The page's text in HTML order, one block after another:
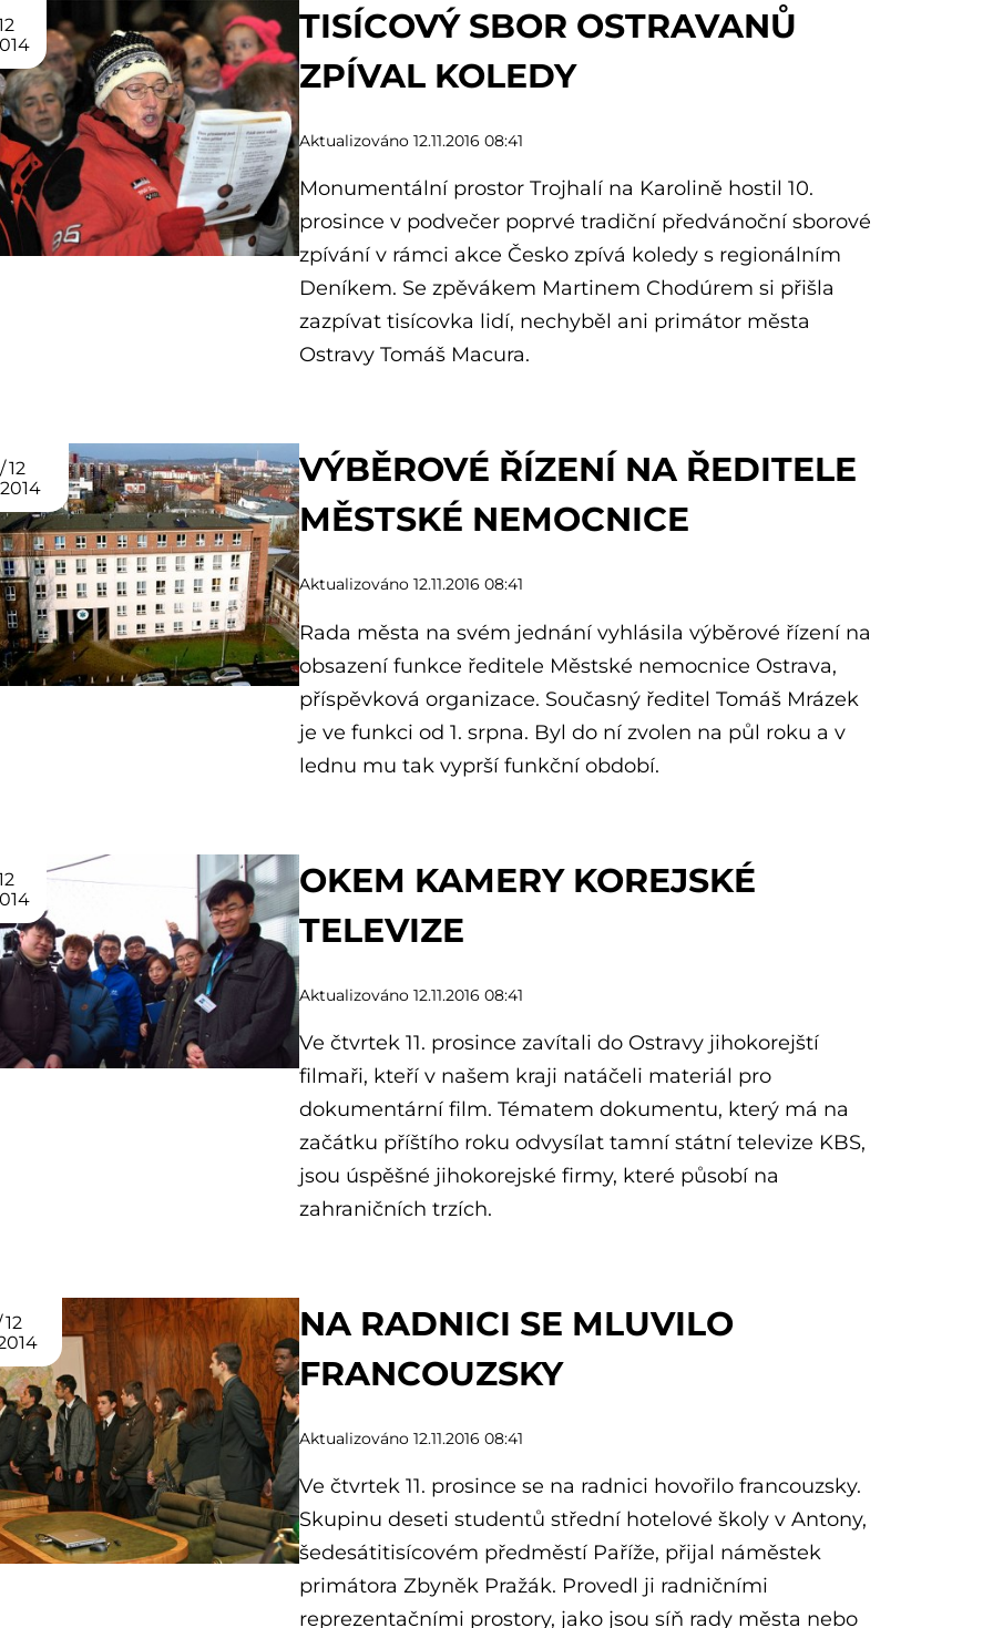
TISÍCOVÝ SBOR OSTRAVANŮ
ZPÍVAL KOLEDY
Aktualizováno 12.11.2016 08:41
Monumentální prostor Trojhalí na Karolině hostil 10.
prosince v podvečer poprvé tradiční předvánoční sborové
zpívání v rámci akce Česko zpívá koledy s regionálním
Deníkem. Se zpěvákem Martinem Chodúrem si přišla
zazpívat tisícovka lidí, nechyběl ani primátor města
Ostravy Tomáš Macura.
12
2014
VÝBĚROVÉ ŘÍZENÍ NA ŘEDITELE
MĚSTSKÉ NEMOCNICE
Aktualizováno 12.11.2016 08:41
Rada města na svém jednání vyhlásila výběrové řízení na
obsazení funkce ředitele Městské nemocnice Ostrava,
příspěvková organizace. Současný ředitel Tomáš Mrázek
je ve funkci od 1. srpna. Byl do ní zvolen na půl roku a v
lednu mu tak vyprší funkční období.
OKEM KAMERY KOREJSKÉ
TELEVIZE
Aktualizováno 12.11.2016 08:41
Ve čtvrtek 11. prosince zavítali do Ostravy jihokorejští
filmaři, kteří v našem kraji natáčeli materiál pro
dokumentární film. Tématem dokumentu, který má na
začátku příštího roku odvysílat tamní státní televize KBS,
jsou úspěšné jihokorejské firmy, které působí na
zahraničních trzích.
12
NA RADNICI SE MLUVILO
FRANCOUZSKY
Aktualizováno 12.11.2016 08:41
Ve čtvrtek 11. prosince se na radnici hovořilo francouzsky.
Skupinu deseti studentů střední hotelové školy v Antony,
šedesátitisícovém předměstí Paříže, přijal náměstek
primátora Zbyněk Pražák. Provedl ji radničními
reprezentačními prostory, jako jsou síň rady města nebo